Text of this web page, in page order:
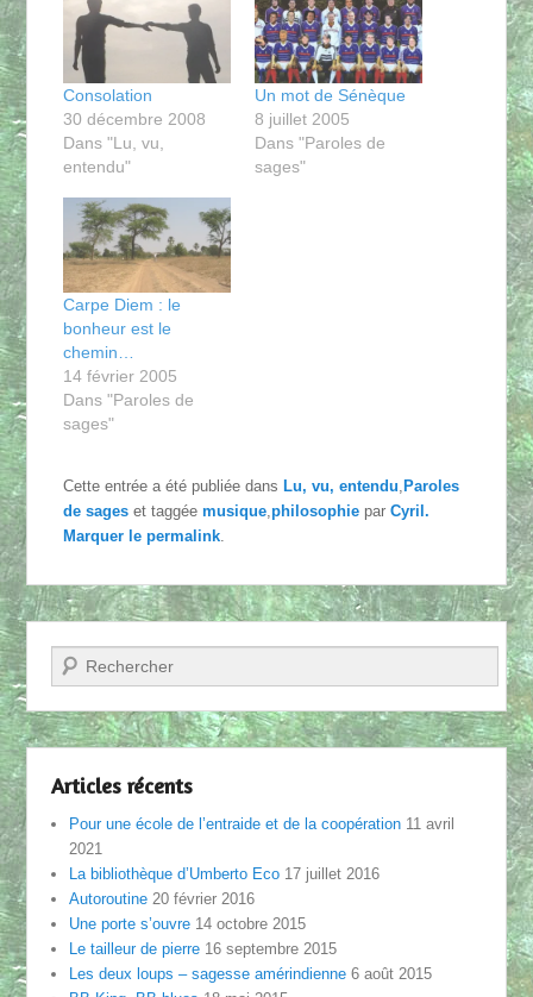
Consolation
30 décembre 2008
Dans "Lu, vu,
entendu"
Un mot de Sénèque
8 juillet 2005
Dans "Paroles de
sages"
Carpe Diem : le
bonheur est le
chemin…
14 février 2005
Dans "Paroles de
sages"
Cette entrée a été publiée dans Lu, vu, entendu, Paroles
de sages et taggéemusique,philosophie parCyril.
Marquer lepermalink.
Recherche
Articles récents
Pour une école de l’entraide et de la coopération 11 avril
2021
La bibliothèque d’Umberto Eco 17 juillet 2016
Autoroutine 20 février 2016
Une porte s’ouvre 14 octobre 2015
Le tailleur de pierre 16 septembre 2015
Les deux loups – sagesse amérindienne 6 août 2015